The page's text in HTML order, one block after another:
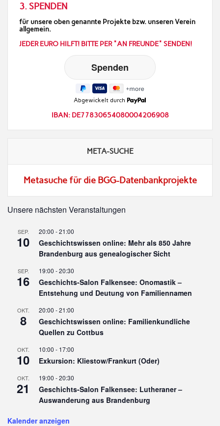
3. SPENDEN
für unsere oben genannte Projekte bzw. unseren Verein
allgemein.
JEDER EURO HILFT! BITTE PER "AN FREUNDE" SENDEN!
Abgewickelt durch
IBAN: DE77830654080004206908
META-SUCHE
Metasuche für die BGG-Datenbankprojekte
Unsere nächsten Veranstaltungen
SEP.
10
20:00 -21:00
Geschichtswissen online: Mehr als 850 Jahre
Brandenburg aus genealogischer Sicht
SEP.
16
19:00 -20:30
Geschichts-Salon Falkensee: Onomastik –
Entstehung und Deutung von Familiennamen
OKT.
8
20:00 -21:00
Geschichtswissen online: Familienkundliche
Quellen zu Cottbus
OKT.
10
10:00 - 17:00
Exkursion: Kliestow/Frankurt (Oder)
OKT.
21
19:00 -20:30
Geschichts-Salon Falkensee: Lutheraner –
Auswanderung aus Brandenburg
Kalender anzeigen